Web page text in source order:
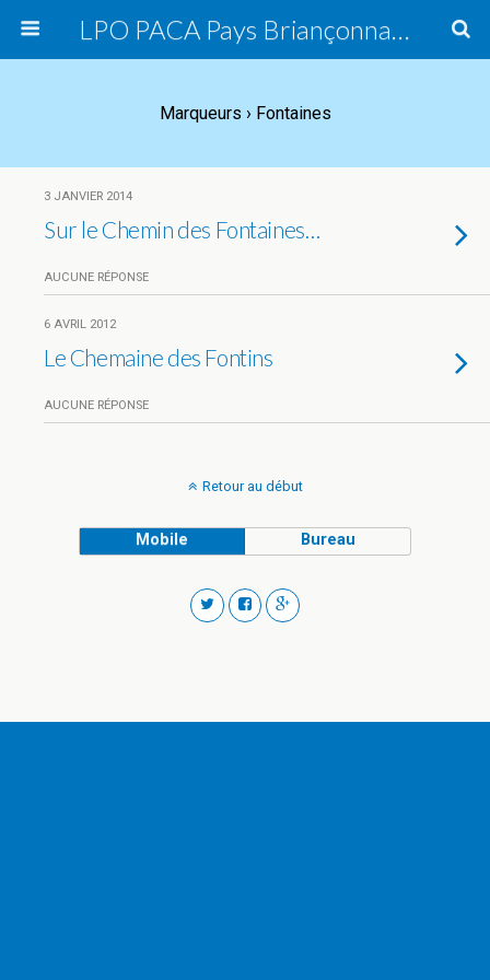
LPO PACA Pays Briançonnais, groupe local
Marqueurs › Fontaines
3 JANVIER 2014
Sur le Chemin des Fontaines…
AUCUNE RÉPONSE
6 AVRIL 2012
Le Chemaine des Fontins
AUCUNE RÉPONSE
Retour au début
Mobile Bureau